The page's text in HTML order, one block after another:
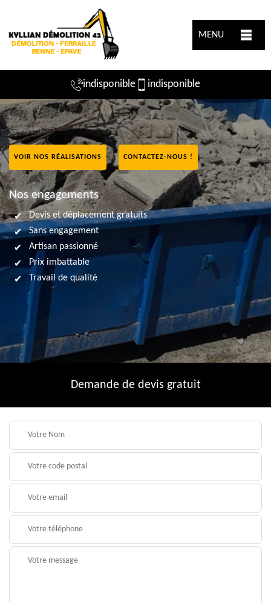
MENU
indisponible indisponible
VOIR NOS RÉALISATIONS CONTACTEZ-NOUS !
Nos engagements
Devis et déplacement gratuits
Sans engagement
Artisan passionné
Prix imbattable
Travail de qualité
Demande de devis gratuit